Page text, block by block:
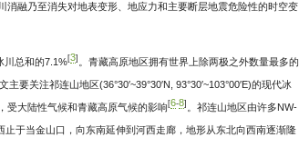
融乃至消失对地表变形、地应力和主要断层地震危险性的时空变
川总和的7.1%[3] 。青藏高原地区拥有世界上除两极之外数量最多的
文主要关注祁连山地区(36°30′~39°30′N, 93°30′~103°00′E)的现代冰
受大陆性气候和青藏高原气候的影响[6-8] 。祁连山地区由许多NW-
于当金山口，向东南延伸到河西走廊，地形从东北向西南逐渐隆